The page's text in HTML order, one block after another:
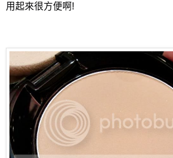
用起來很方便啊!